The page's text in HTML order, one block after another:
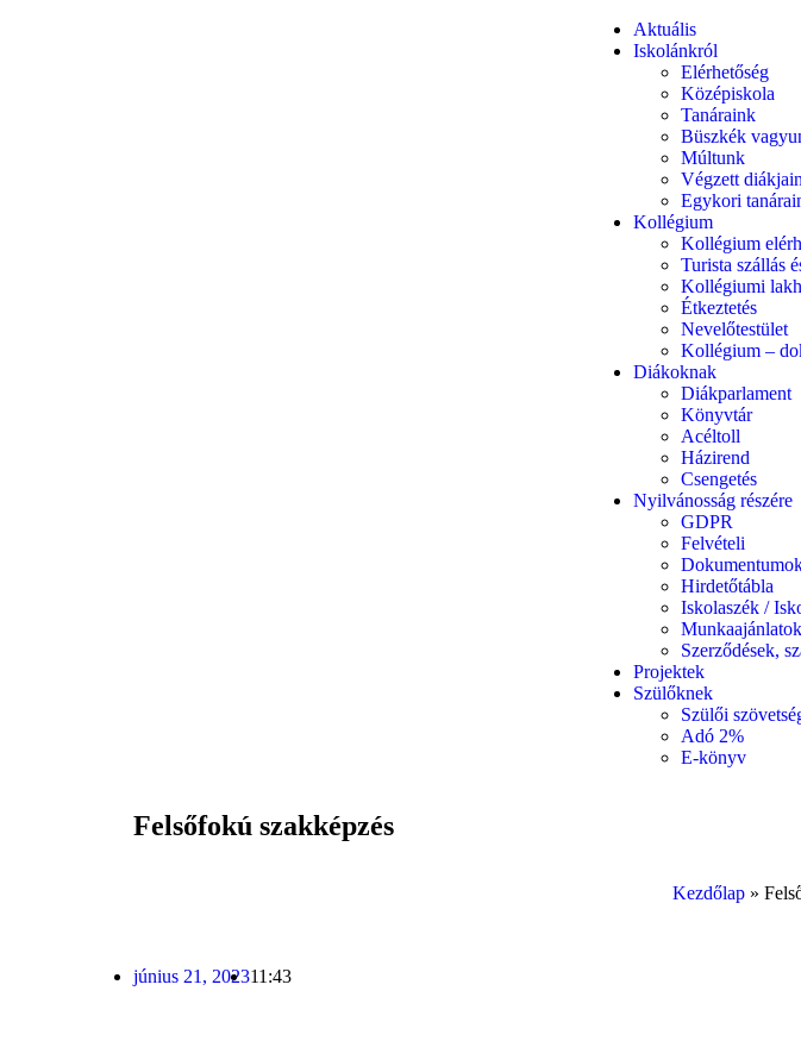
Aktuális
Iskolánkról
Elérhetőség
Középiskola
Tanáraink
Büszkék
Múltunk
Végzett
Egykori
Kollégium
Kollégium
Turista szállás
Kollégiumi
Étkeztetés
Nevelőtestület
Kollégium –
Diákoknak
Diákparlament
Könyvtár
Acéltoll
Házirend
Csengetés
Nyilvánosság részére
GDPR
Felvételi
Hirdetőtábla
Iskolaszék /
Munkaajánlatok
Szerződések,
Projektek
Szülőknek
Szülői
Adó 2%
E-könyv
Felsőfokú szakképzés
Kezdőlap»
június 21, 202311:43